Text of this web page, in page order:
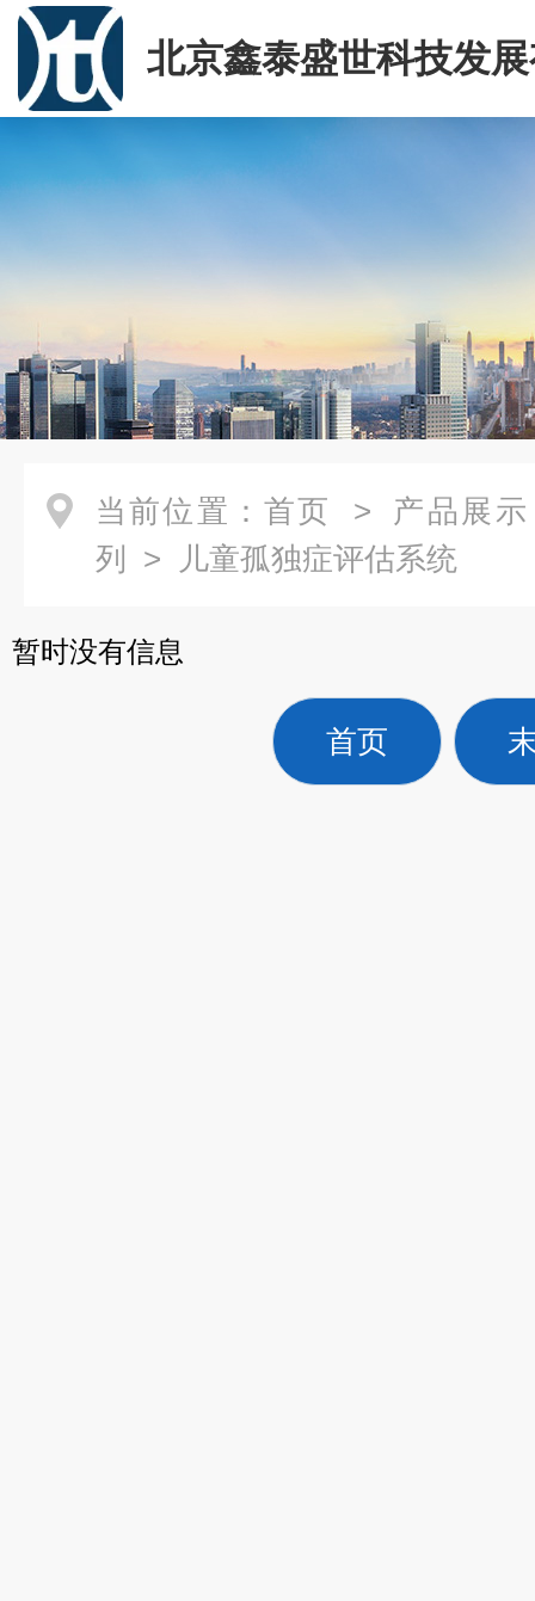
北京鑫泰盛世科技发
司
当前位置： 首页 > 产品展示
列
> 儿童孤独症评估系统
暂时没有信息
首页